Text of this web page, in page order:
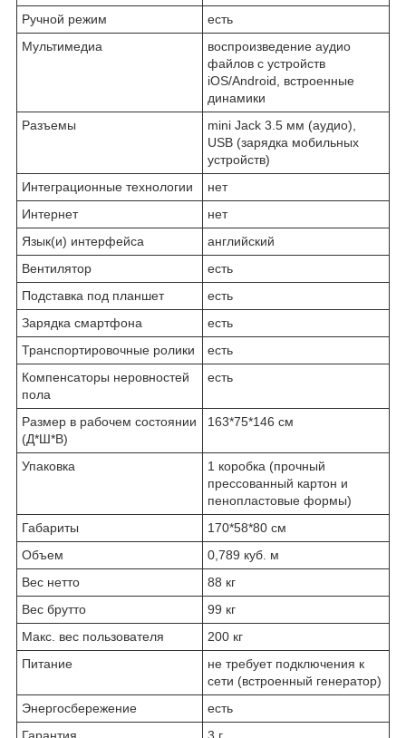
Ручной режим
есть
Мультимедиа
воспроизведение аудио
файлов с устройств
iOS/Android, встроенные
динамики
Разъемы
mini Jack 3.5 мм (аудио),
USB (зарядка мобильных
устройств)
Интеграционные технологии
нет
Интернет
нет
Язык(и) интерфейса
английский
Вентилятор
есть
Подставка под планшет
есть
Зарядка смартфона
есть
Транспортировочные ролики
есть
Компенсаторы неровностей
пола
есть
Размер в рабочем состоянии
(Д*Ш*В)
163*75*146 см
Упаковка
1 коробка (прочный
прессованный картон и
пеноплаcтовые формы)
Габариты
170*58*80 см
Объем
0,789 куб. м
Вес нетто
88 кг
Вес брутто
99 кг
Макс. вес пользователя
200 кг
Питание
не требует подключения к
сети (встроенный генератор)
Энергосбережение
есть
Гарантия
3 г.